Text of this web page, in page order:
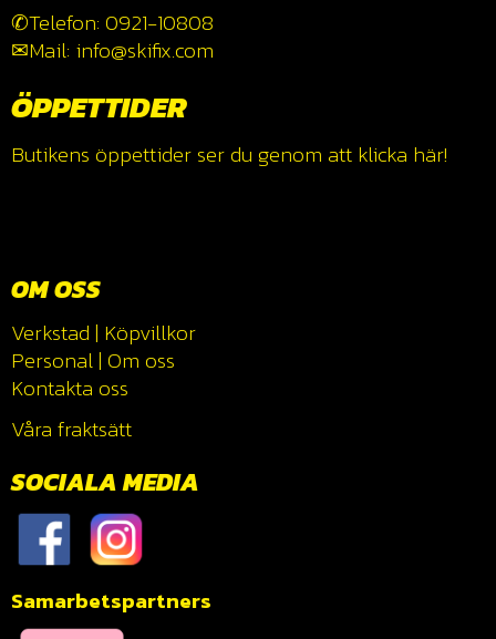
✆Telefon: 0921-10808
✉Mail: info@skifix.com
ÖPPETTIDER
Butikens öppettider ser du genom att klicka här!
OM OSS
Verkstad | Köpvillkor
Personal| Om oss
Kontakta oss
Våra fraktsätt
SOCIALA MEDIA
Samarbetspartners